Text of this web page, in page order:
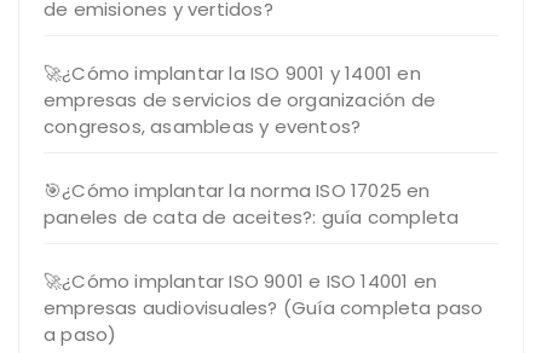
de emisiones y vertidos?
🚀¿Cómo implantar la ISO 9001 y 14001 en
empresas de servicios de organización de
congresos, asambleas y eventos?
🎯¿Cómo implantar la norma ISO 17025 en
paneles de cata de aceites?: guía completa
🚀¿Cómo implantar ISO 9001 e ISO 14001 en
empresas audiovisuales? (Guía completa paso
a paso)